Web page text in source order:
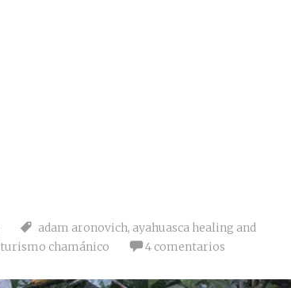
adam aronovich, ayahuasca healing and
turismo chamánico 4 comentarios